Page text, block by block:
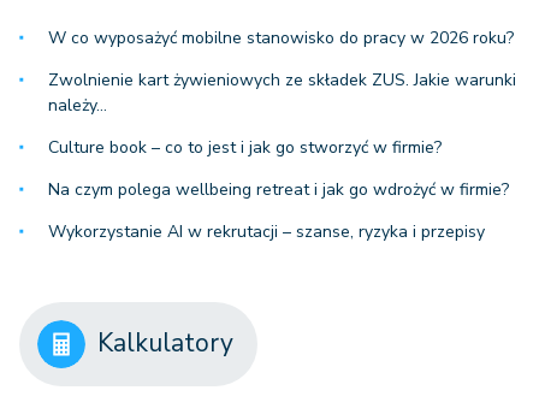
W co wyposażyć mobilne stanowisko do pracy w 2026 roku?
Zwolnienie kart żywieniowych ze składek ZUS. Jakie warunki
należy…
Culture book – co to jest i jak go stworzyć w firmie?
Na czym polega wellbeing retreat i jak go wdrożyć w firmie?
Wykorzystanie AI w rekrutacji – szanse, ryzyka i przepisy
Kalkulatory